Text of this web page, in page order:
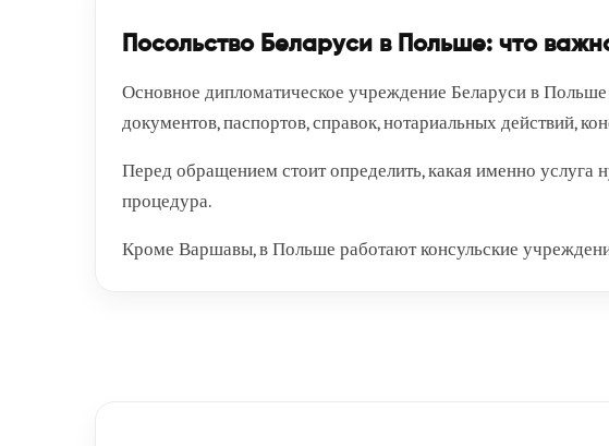
Посольство Беларуси в Польше: что
Основное дипломатическое учреждение Беларуси в
документов, паспортов, справок, нотариальных действий,
Перед обращением стоит определить, какая именно услуга
процедура.
Кроме Варшавы, в Польше работают консульские